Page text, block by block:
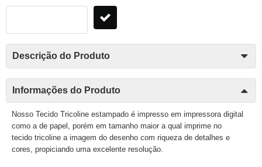
Descrição do Produto
Informações do Produto
Nosso Tecido Tricoline estampado é impresso em impressora digital
como a de papel, porém em tamanho maior a qual imprime no
tecido tricoline a imagem do desenho com riqueza de detalhes e
cores, propiciando uma excelente resolução.